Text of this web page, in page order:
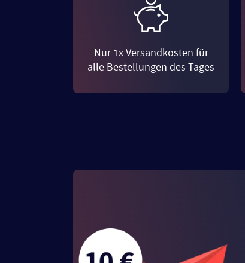
Nur 1x Versandkosten für
alle Bestellungen des Tages